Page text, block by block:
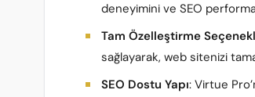
deneyimini ve SEO
Tam Özelleştirme
sağlayarak, web sitenizi
SEO Dostu Yapı: Virtue